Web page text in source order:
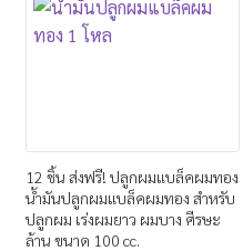
12 ชิ้น ส่งฟรี! ปลูกผมแบล็คผมทอง
น้ำมันปลูกผมแบล็คผมทอง สำหรับ
ปลูกผม เร่งผมยาว ผมบาง ศีรษะ
ล้าน ขนาด 100 cc.